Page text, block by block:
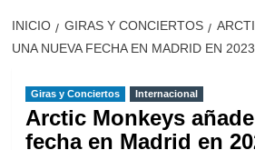
INICIO GIRAS Y CONCIERTOS
UNA NUEVA FECHA EN MADRID EN 2023
Giras y Conciertos Internacional
Arctic Monkeys
fecha en Madrid en